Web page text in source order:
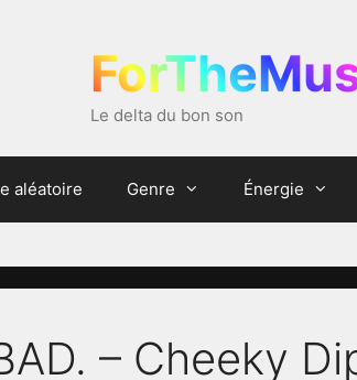
Le delta du bon son
aléatoire Genre Énergie
– Cheeky